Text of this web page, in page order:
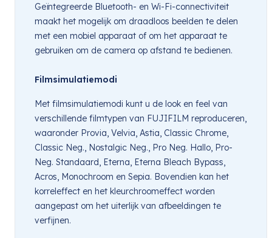
Geïntegreerde Bluetooth- en Wi-Fi-connectiviteit
maakt het mogelijk om draadloos beelden te delen
met een mobiel apparaat of om het apparaat te
gebruiken om de camera op afstand te bedienen.
Filmsimulatiemodi
Met filmsimulatiemodi kunt u de look en feel van
verschillende filmtypen van FUJIFILM reproduceren,
waaronder Provia, Velvia, Astia, Classic Chrome,
Classic Neg., Nostalgic Neg., Pro Neg. Hallo, Pro-
Neg. Standaard, Eterna, Eterna Bleach Bypass,
Acros, Monochroom en Sepia. Bovendien kan het
korreleffect en het kleurchroomeffect worden
aangepast om het uiterlijk van afbeeldingen te
verfijnen.